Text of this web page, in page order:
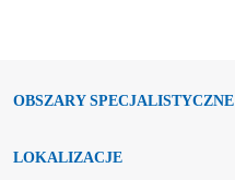
OBSZARY SPECJALISTYCZNE
LOKALIZACJE